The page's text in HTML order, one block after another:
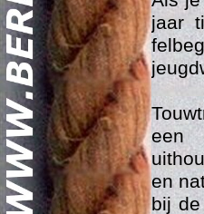
jaar
en
bij